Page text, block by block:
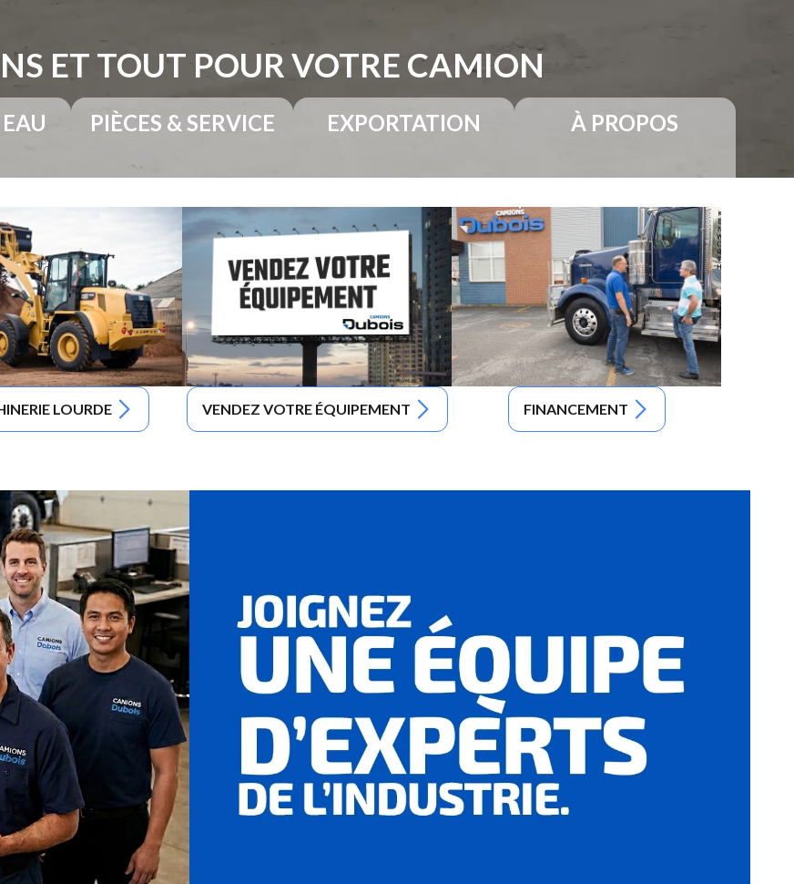
ET TOUT POUR VOTRE CAMION
PIÈCES & SERVICE EXPORTATION À PROPOS
LOURDE VENDEZ VOTRE ÉQUIPEMENT FINANCEMENT